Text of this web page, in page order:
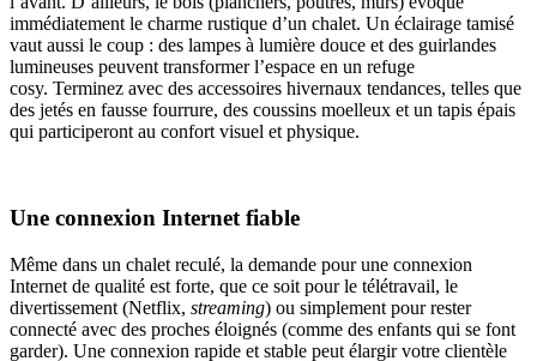
immédiatement le charme rustique d’un chalet. Un éclairage tamisé
vaut aussi le coup : des lampes à lumière douce et des guirlandes
lumineuses peuvent transformer l’espace en un refuge
cosy. Terminez avec des accessoires hivernaux tendances, telles que
des jetés en fausse fourrure, des coussins moelleux et un tapis épais
qui participeront au confort visuel et physique.
Une connexion Internet fiable
Même dans un chalet reculé, la demande pour une connexion
Internet de qualité est forte, que ce soit pour le télétravail, le
divertissement (Netflix, streaming) ou simplement pour rester
connecté avec des proches éloignés (comme des enfants qui se font
garder). Une connexion rapide et stable peut élargir votre clientèle